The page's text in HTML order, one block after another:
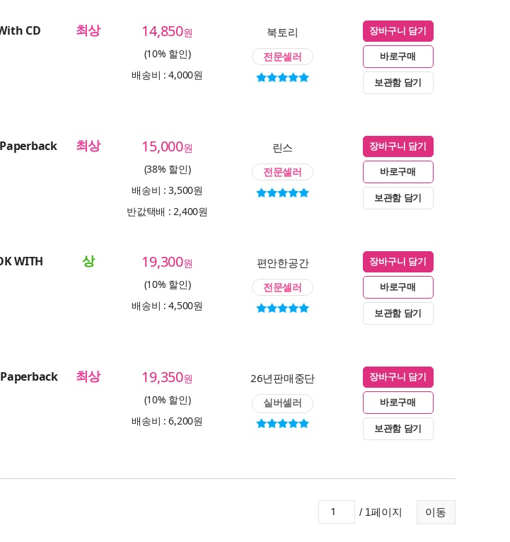
CD 최상 14,850원
(10% 할인)
배송비 : 4,000원
북토리
전문셀러
장바구니 담기
바로구매
보관함 담기
최상 15,000원
(38% 할인)
배송비 : 3,500원
반값택배 : 2,400원
린스
전문셀러
장바구니 담기
바로구매
보관함 담기
WITH 상 19,300원
(10% 할인)
배송비 : 4,500원
편안한공간
전문셀러
장바구니 담기
바로구매
보관함 담기
최상 19,350원
(10% 할인)
배송비 : 6,200원
26년판매중단
실버셀러
장바구니 담기
바로구매
보관함 담기
이동
/ 1페이지